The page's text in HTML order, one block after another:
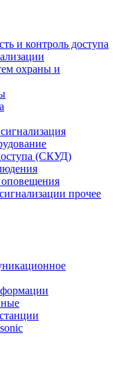
и контроль доступа
охраны и
(СКУД)
прочее